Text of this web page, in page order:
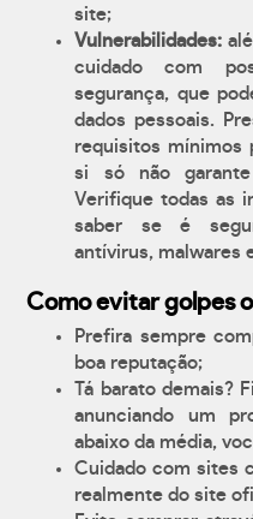
site;
Vulnerabilidades:
cuidado com
segurança, que
dados pessoais.
requisitos mínimos
si só não
Verifique todas as
saber se é
antívirus, malwares
Como evitar golpes
Prefira sempre
boa reputação;
Tá barato demais?
anunciando um
abaixo da média,
Cuidado com sites
realmente do site